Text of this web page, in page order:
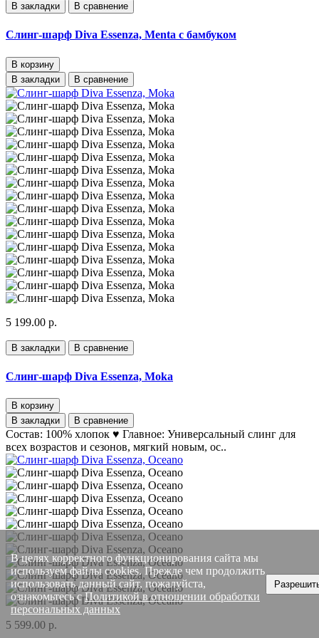
В закладки В сравнение
Слинг-шарф Diva Essenza, Menta с бамбуком
В корзину
В закладки
В сравнение
5 199.00 р.
В закладки В сравнение
Слинг-шарф Diva Essenza, Moka
В корзину
В закладки
В сравнение
Состав: 100% хлопок ♥ Главное: Универсальный слинг для
всех возрастов и сезонов, мягкий новым, ос..
5 599.00 р.
В целях корректного функционирования сайта мы
используем файлы cookies. Прежде чем продолжить
использовать данный сайт, пожалуйста,
ознакомьтесь сПолитикой в отношении обработки
персональных данных